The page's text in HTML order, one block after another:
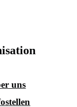
uns